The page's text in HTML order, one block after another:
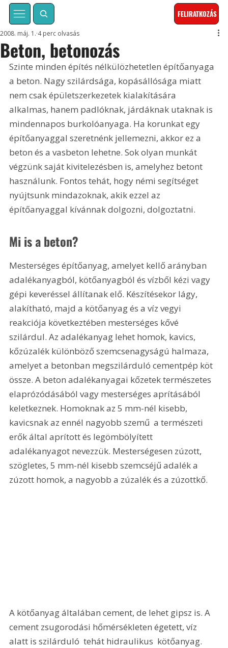
FELIRATKOZÁS
Beton, betonozás
2008. máj. 1. 4 perc olvasás
Szinte minden építés nélkülözhetetlen építőanyaga
a beton. Nagy szilárdsága, kopásállósága miatt
nem csak épületszerkezetek kialakítására
alkalmas, hanem padlóknak, járdáknak utaknak is
mindennapos burkolóanyaga. Ha korunkat egy
építőanyaggal szeretnénk jellemezni, akkor ez a
beton és a vasbeton lehetne. Sok olyan munkát
végzünk saját kivitelezésben is, amelyhez betont
használunk. Fontos tehát, hogy némi segítséget
nyújtsunk mindazoknak, akik ezzel az
építőanyaggal kívánnak dolgozni, dolgoztatni.
Mi is a beton?
Mesterséges építőanyag, amelyet kellő arányban
adalékanyagból, kötőanyagból és vízből kézi vagy
gépi keveréssel állítanak elő. Készítésekor lágy,
alakítható, majd a kötőanyag és a víz vegyi
reakciója következtében mesterséges kővé
szilárdul. Az adalékanyag lehet homok, kavics,
kőzúzalék különböző szemcsenagyságú halmaza,
amelyet a betonban megszilárduló cementpép köt
össze. A beton adalékanyagai kőzetek természetes
elaprózódásából vagy mesterséges aprításából
keletkeznek. Homoknak az 5 mm-nél kisebb,
kavicsnak az ennél nagyobb szemű  a természeti
erők által aprított és legömbölyített 
adalékanyagot nevezzük. Mesterségesen zúzott,
szögletes, 5 mm-nél kisebb szemcséjű adalék a
zúzott homok, a nagyobb a zúzalék és a zúzottkő.
A kötőanyag általában cement, de lehet gipsz is. A
cement zsugorodási hőmérsékleten égetett, víz
alatt is szilárduló  tehát hidraulikus  kötőanyag.